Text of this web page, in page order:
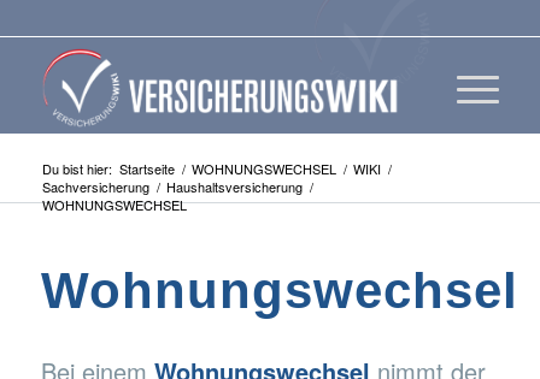
Du bist hier: Startseite / WOHNUNGSWECHSEL / WIKI /
Sachversicherung / Haushaltsversicherung /
WOHNUNGSWECHSEL
Wohnungswechsel
Bei einem Wohnungswechsel nimmt der